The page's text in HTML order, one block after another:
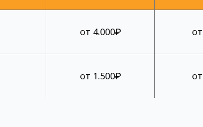
от 4.000₽
от 1.500₽